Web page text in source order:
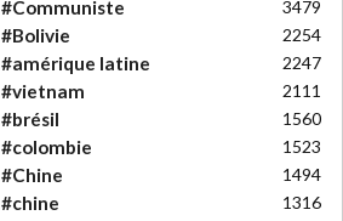
#Communiste 3479
#Bolivie 2254
#amérique latine 2247
#vietnam 2111
#brésil 1560
#colombie 1523
#Chine 1494
#chine 1316